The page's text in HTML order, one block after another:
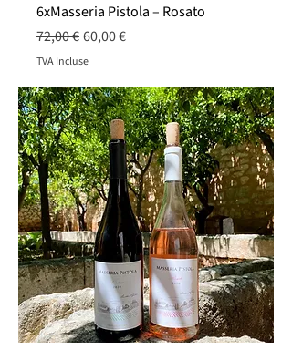
6xMasseria Pistola – Rosato
Prix original
72,00 €Prix promotionnel
60,00 €
TVA Incluse